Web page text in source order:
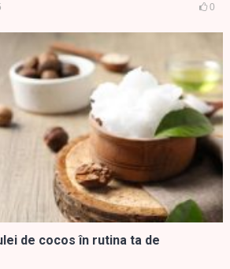
0
de cocos în rutina ta de